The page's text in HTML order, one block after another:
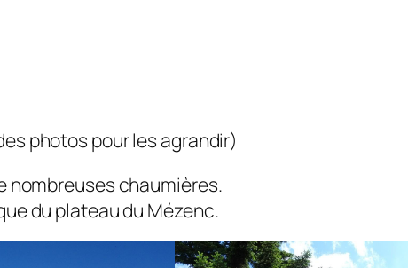
photos pour les agrandir)
nombreuses chaumières.
du plateau du Mézenc.